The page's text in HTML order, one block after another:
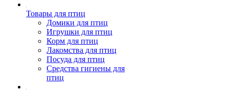
Товары для птиц
Домики для птиц
Игрушки для птиц
Корм для птиц
Лакомства для птиц
Посуда для птиц
Средства гигиены для
птиц